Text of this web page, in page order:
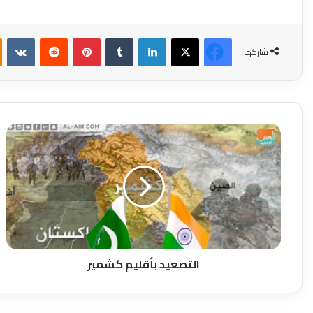
شاركها
فيسبوك‫X لينكدإن بينتيريست
التصعيد
بأقليم
كشمير
التصعيد بأقليم كشمير